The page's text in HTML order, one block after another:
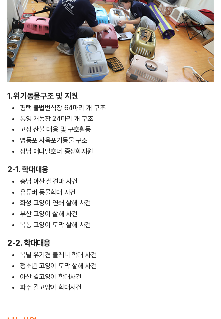
1. 위기동물구조 및 지원
평택 불법번식장 64마리 개 구조
통영 개농장 24마리 개 구조
고성 산불 대응 및 구호활동
영등포 사육포기동물 구조
성남 애니멀호더 중성화지원
2-1. 학대대응
충남 아산 살견마 사건
유튜버 동물학대 사건
화성 고양이 연쇄 살해 사건
부산 고양이 살해 사건
목동 고양이 토막 살해 사건
2-2. 학대대응
복날 유기견 블레니 학대 사건
청소년 고양이 토막 살해 사건
아산 길고양이 학대사건
파주 길고양이 학대사건